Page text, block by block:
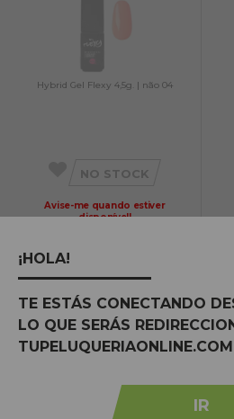
Hybrid Gel Flexy 4,5g. | não 04
NO STOCK
Avise-me quando estiver
disponível!
¡HOLA!
TE ESTÁS CONECTANDO
LO QUE SERÁS
TUPELUQUERIAONLINE.COM
IR